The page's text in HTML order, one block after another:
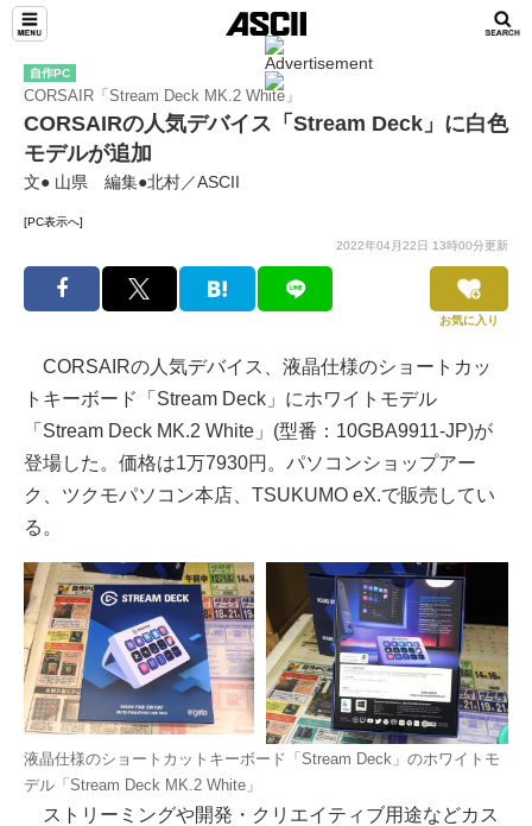
自作PC
CORSAIR「Stream Deck MK.2 White」
CORSAIRの人気デバイス「Stream Deck」に白色
モデルが追加
文● 山県 編集●北村／ASCII
[PC表示へ]
2022年04月22日 13時00分更新
お気に入り
CORSAIRの人気デバイス、液晶仕様のショートカッ
トキーボード「Stream Deck」にホワイトモデル
「Stream Deck MK.2 White」(型番：10GBA9911-JP)が
登場した。価格は1万7930円。パソコンショップアー
ク、ツクモパソコン本店、TSUKUMO eX.で販売してい
る。
液晶仕様のショートカットキーボード「Stream Deck」のホワイトモ
デル「Stream Deck MK.2 White」
ストリーミングや開発・クリエイティブ用途などカス